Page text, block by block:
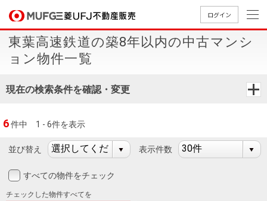
ログイン
買いたいTOP
中古
売りたいTOP
無
店舗案内TOP
店舗のご
会社情報TOP
ごあいさ
採用情報TOP
新卒採用
買いたい
売りたい
店舗案内
会社情報
採用情報
東葉高速鉄道の築8年以内の中古マンシ
ョン物件一覧
現在の検索条件を確認・変更
6件中 1 - 6件を表示
並び替え 表示件数
すべての物件をチェック
チェックした物件すべてを